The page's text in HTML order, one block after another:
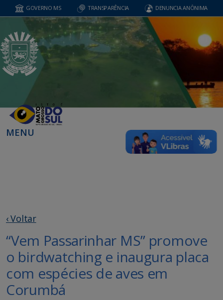
GOVERNO MS TRANSPARÊNCIA DENUNCIA ANÔNIMA
MENU
‹ Voltar
“Vem Passarinhar MS” promove
o birdwatching e inaugura placa
com espécies de aves em
Corumbá